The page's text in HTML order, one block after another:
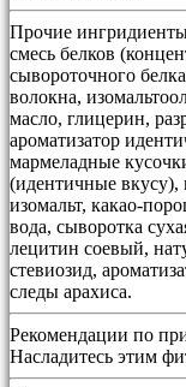
Прочие
смесь белков
сывороточного
волокна,
масло, глицерин,
ароматизатор
мармеладные
(идентичные вкусу),
изомальт, какао-
вода, сыворотка
лецитин соевый,
стевиозид,
следы арахиса.
Рекомендации по
Насладитесь этим